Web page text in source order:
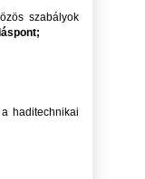
szabályok
haditechnikai